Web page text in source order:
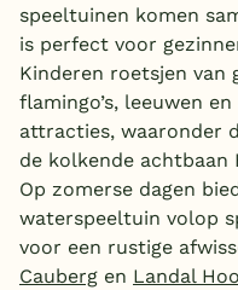
speeltuinen komen
is perfect voor
Kinderen roetsjen van
flamingo’s, leeuwen
attracties, waaronder
de kolkende achtbaan
Op zomerse dagen
waterspeeltuin volop
voor een rustige
Cauberg en Landal